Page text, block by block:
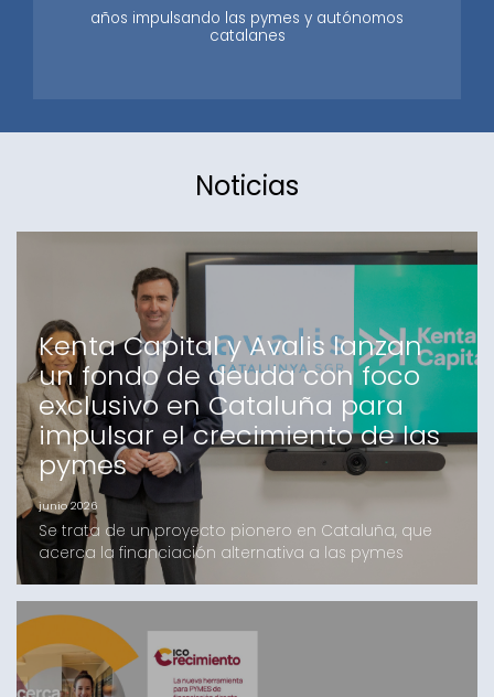
años impulsando las pymes y autónomos
catalanes
Noticias
Kenta Capital y Avalis lanzan
un fondo de deuda con foco
exclusivo en Cataluña para
impulsar el crecimiento de las
pymes
junio 2026
Se trata de un proyecto pionero en Cataluña, que
acerca la financiación alternativa a las pymes
catalanas, en el que Avalis y Kenta Capital llevan
trabajando varios meses y que cuenta con el apoyo
de un grupo de inversores, tanto Family Offices
como Institucionales, mayoritariamente catalanesEl
fondo, que ofrecerá financiación de hasta 4 millones
d